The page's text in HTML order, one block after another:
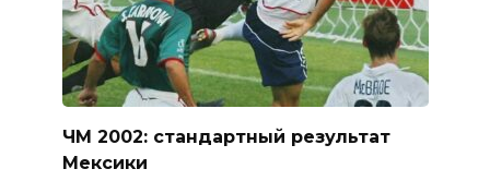
ЧМ 2002: стандартный результат
Мексики